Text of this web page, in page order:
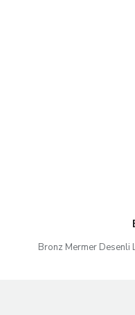
Bronz Mermer Desenli